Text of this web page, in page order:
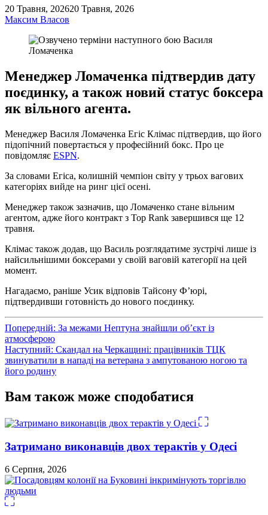
20 Травня, 202620 Травня, 2026
Максим Власов
Менеджер Ломаченка підтвердив дату
поєдинку, а також новий статус боксера
як вільного агента.
Менеджер Василя Ломаченка Егіс Клімас підтвердив, що його
підопічний повертається у професійний бокс. Про це
повідомляє ESPN.
За словами Егіса, колишній чемпіон світу у трьох вагових
категоріях вийде на ринг цієї осені.
Менеджер також зазначив, що Ломаченко стане вільним
агентом, адже його контракт з Top Rank завершився ще 12
травня.
Клімас також додав, що Василь розглядатиме зустрічі лише із
найсильнішими боксерами у своїй ваговій категорії на цей
момент.
Нагадаємо, раніше Усик відповів Тайсону Ф’юрі,
підтвердивши готовність до нового поєдинку.
Навігація
записів
Попередній: За межами Нептуна знайшли об’єкт із
атмосферою
Наступний: Скандал на Черкащині: працівників ТЦК
звинуватили в нападі на ветерана з ампутованою ногою та
його родину
Вам також може сподобатися
Затримано виконавців двох терактів у Одесі
6 Серпня, 2026